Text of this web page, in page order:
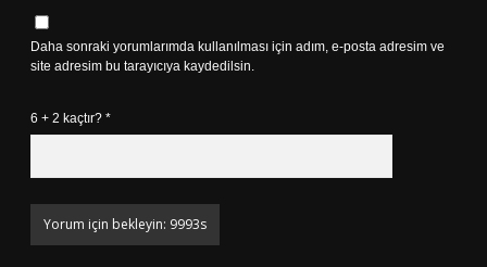
Daha sonraki yorumlarımda kullanılması için adım, e-posta adresim ve
site adresim bu tarayıcıya kaydedilsin.
6 + 2 kaçtır? *